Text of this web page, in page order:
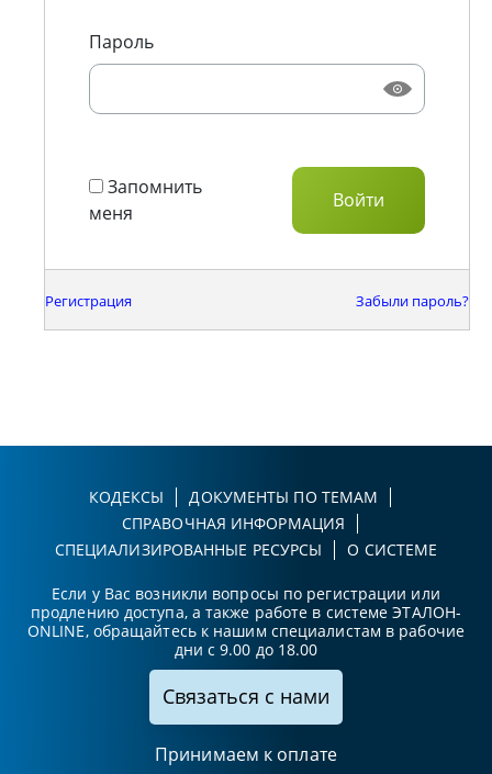
Пароль
Запомнить
меня
Регистрация Забыли пароль?
КОДЕКСЫ
ДОКУМЕНТЫ ПО ТЕМАМ
СПРАВОЧНАЯ ИНФОРМАЦИЯ
СПЕЦИАЛИЗИРОВАННЫЕ РЕСУРСЫ
О СИСТЕМЕ
Если у Вас возникли вопросы по регистрации или
продлению доступа, а также работе в системе ЭТАЛОН-
ONLINE, обращайтесь к нашим специалистам в рабочие
дни с 9.00 до 18.00
Связаться с нами
Принимаем к оплате